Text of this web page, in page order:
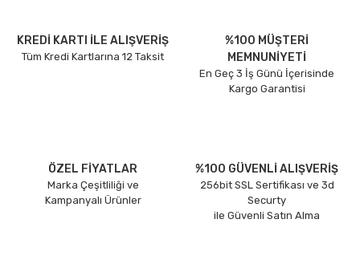
KREDİ KARTI İLE ALIŞVERİŞ
Tüm Kredi Kartlarına 12 Taksit
%100 MÜŞTERİ
MEMNUNİYETİ
En Geç 3 İş Günü İçerisinde
Kargo Garantisi
ÖZEL FİYATLAR
Marka Çeşitliliği ve
Kampanyalı Ürünler
%100 GÜVENLİ ALIŞVERİŞ
256bit SSL Sertifikası ve 3d
Securty
ile Güvenli Satın Alma